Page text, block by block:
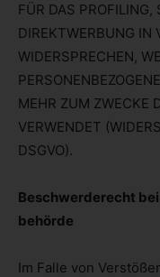
FÜR DAS PROFILING,
DIREKTWERBUNG IN
WIDERSPRECHEN,
MEHR ZUM ZWECKE
VERWENDET
DSGVO).
Beschwerde­recht
behörde
Im Falle von